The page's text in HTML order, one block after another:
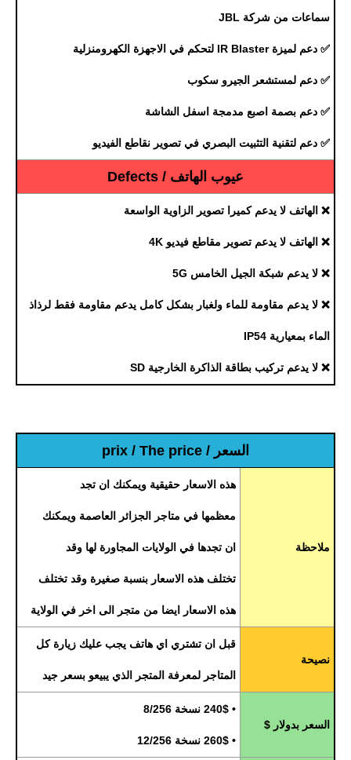
سماعات من شركة JBL
✅ دعم لميزة IR Blaster لتحكم في الاجهزة الكهرومنزلية
✅ دعم لمستشعر الجيرو سكوب
✅ دعم بصمة اصبع مدمجة اسفل الشاشة
✅ دعم لتقنية التثبيت البصري في تصوير نقاطع الفيديو
عيوب الهاتف / Defects
❌ الهاتف لا يدعم كميرا تصوير الزاوية الواسعة
❌ الهاتف لا يدعم تصوير مقاطع فيديو 4K
❌ لا يدعم شبكة الجيل الخامس 5G
❌ لا يدعم مقاومة للماء ولغبار بشكل كامل يدعم مقاومة فقط لرذاذ
الماء بمعيارية IP54
❌ لا يدعم تركيب بطاقة الذاكرة الخارجية SD
السعر / prix / The price
ملاحظة
هذه الاسعار حقيقية ويمكنك ان تجد
معظمها في متاجر الجزائر العاصمة ويمكنك
ان تجدها في الولايات المجاورة لها وقد
تختلف هذه الاسعار بنسبة صغيرة وقد تختلف
هذه الاسعار ايضا من متجر الى اخر في الولاية
نصيحة
قبل ان تشتري اي هاتف يجب عليك زيارة كل
المتاجر لمعرفة المتجر الذي يبيعو بسعر جيد
السعر بدولار $
• 240$ نسخة 8/256
• 260$ نسخة 12/256